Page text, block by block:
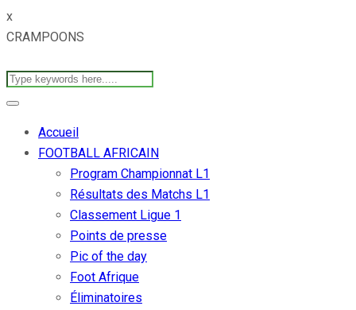
x
CRAMPOONS
Accueil
FOOTBALL AFRICAIN
Program Championnat L1
Résultats des Matchs L1
Classement Ligue 1
Points de presse
Pic of the day
Foot Afrique
Éliminatoires